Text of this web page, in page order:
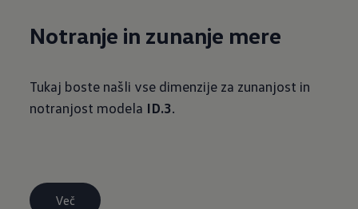
Notranje in zunanje mere
Tukaj boste našli vse dimenzije za zunanjost in
notranjost modela ID.3.
Več